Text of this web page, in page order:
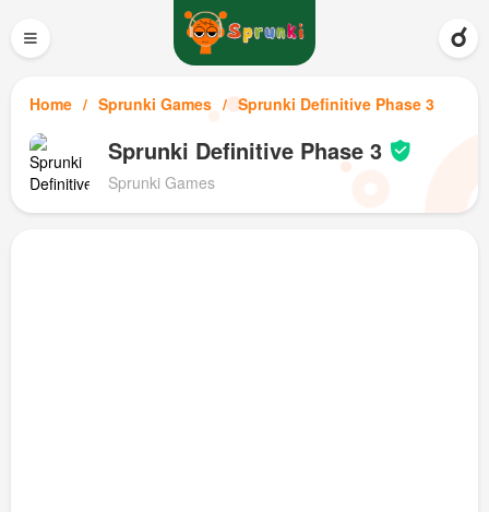
≡
Home Sprunki Games Sprunki Definitive Phase 3
Sprunki Definitive Phase 3
Sprunki Games